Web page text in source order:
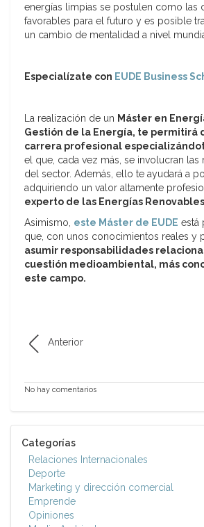
energías limpias se postulen como las
favorables para el futuro y es posible
un cambio de mentalidad a nivel
Especialízate con EUDE Business
La realización de un Máster en
Gestión de la Energía, te permitirá
carrera profesional
el que, cada vez más, se involucran las
del sector. Además, ello te ayudará a
adquiriendo un valor altamente
experto de las Energías Renovables
Asimismo, este Máster de EUDE está
que, con unos conocimientos reales y
asumir responsabilidades
cuestión medioambiental, más
este campo.
Anterior
No hay comentarios
Categorías
Relaciones Internacionales
Deporte
Marketing y dirección comercial
Emprende
Opiniones